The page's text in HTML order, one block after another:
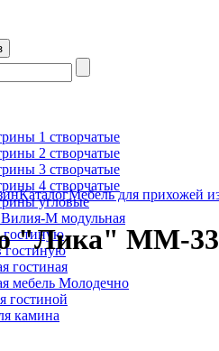
1 створчатые
2 створчатые
3 створчатые
4 створчатые
угловые
Вилия-М модульная
гостиную
гостиная
мебель Молодечно
гостиной
камина
КаталогМебель для прихожей
"Лика" ММ-